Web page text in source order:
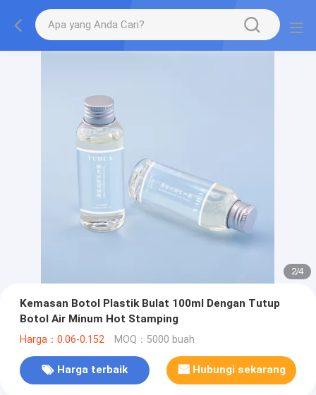
2/4
Kemasan Botol Plastik Bulat 100ml Dengan Tutup
Botol Air Minum Hot Stamping
Harga：0.06-0.152 MOQ：5000 buah
Harga terbaik Hubungi sekarang